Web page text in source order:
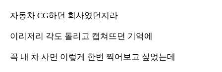
자동차 CG하던 회사였던지라
이리저리 각도 돌리고 캡쳐뜨던 기억에
꼭 내 차 사면 이렇게 한번 찍어보고 싶었는데